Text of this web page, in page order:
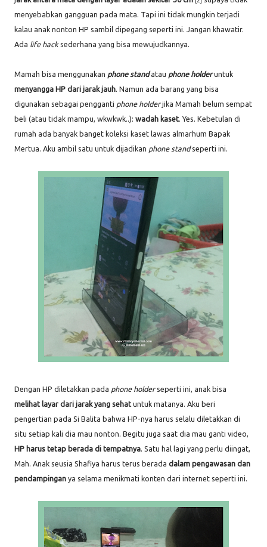
menyebabkan gangguan pada mata. Tapi ini tidak mungkin terjadi
kalau anak nonton HP sambil dipegang seperti ini. Jangan khawatir.
Ada life hacksederhana yang bisa mewujudkannya.
Mamah bisa menggunakan phone standatau phone holderuntuk
menyangga HP dari jarak jauh . Namun ada barang yang bisa
digunakan sebagai pengganti phone holderjika Mamah belum sempat
beli (atau tidak mampu, wkwkwk..): wadah kaset . Yes. Kebetulan di
rumah ada banyak banget koleksi kaset lawas almarhum Bapak
Mertua. Aku ambil satu untuk dijadikan phone standseperti ini.
Dengan HP diletakkan pada phone holderseperti ini, anak bisa
melihat layar dari jarak yang sehat untuk matanya. Aku beri
pengertian pada Si Balita bahwa HP-nya harus selalu diletakkan di
situ setiap kali dia mau nonton. Begitu juga saat dia mau ganti video,
HP harus tetap berada di tempatnya . Satu hal lagi yang perlu diingat,
Mah. Anak seusia Shafiya harus terus berada dalam pengawasan dan
pendampingan ya selama menikmati konten dari internet seperti ini.